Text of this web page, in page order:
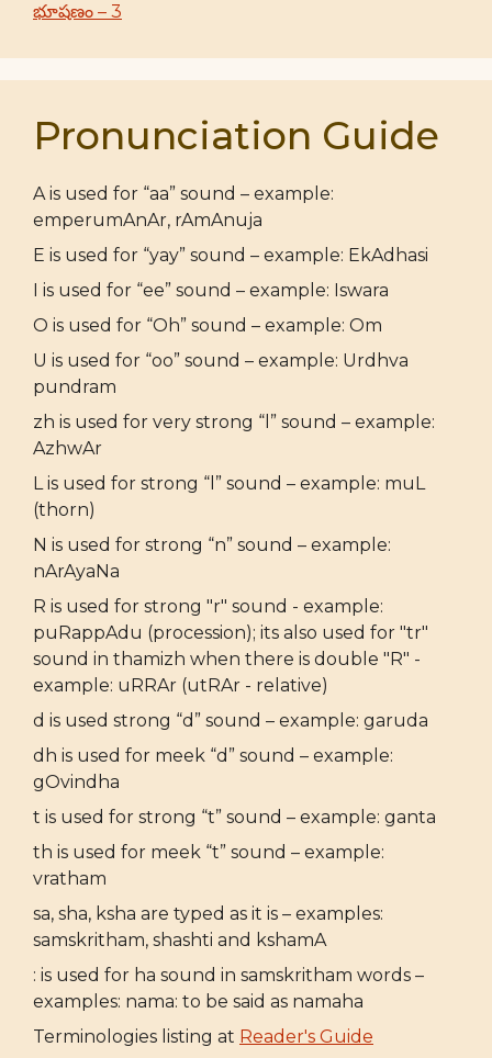
భూషణం – 3
Pronunciation Guide
A is used for “aa” sound – example:
emperumAnAr, rAmAnuja
E is used for “yay” sound – example: EkAdhasi
I is used for “ee” sound – example: Iswara
O is used for “Oh” sound – example: Om
U is used for “oo” sound – example: Urdhva
pundram
zh is used for very strong “l” sound – example:
AzhwAr
L is used for strong “l” sound – example: muL
(thorn)
N is used for strong “n” sound – example:
nArAyaNa
R is used for strong "r" sound - example:
puRappAdu (procession); its also used for "tr"
sound in thamizh when there is double "R" -
example: uRRAr (utRAr - relative)
d is used strong “d” sound – example: garuda
dh is used for meek “d” sound – example:
gOvindha
t is used for strong “t” sound – example: ganta
th is used for meek “t” sound – example:
vratham
sa, sha, ksha are typed as it is – examples:
samskritham, shashti and kshamA
: is used for ha sound in samskritham words –
examples: nama: to be said as namaha
Terminologies listing at Reader's Guide